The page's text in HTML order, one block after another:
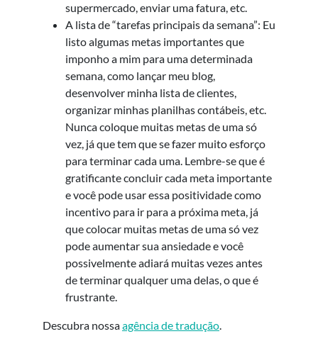
supermercado, enviar uma fatura, etc.
A lista de “tarefas principais da semana”: Eu
listo algumas metas importantes que
imponho a mim para uma determinada
semana, como lançar meu blog,
desenvolver minha lista de clientes,
organizar minhas planilhas contábeis, etc.
Nunca coloque muitas metas de uma só
vez, já que tem que se fazer muito esforço
para terminar cada uma. Lembre-se que é
gratificante concluir cada meta importante
e você pode usar essa positividade como
incentivo para ir para a próxima meta, já
que colocar muitas metas de uma só vez
pode aumentar sua ansiedade e você
possivelmente adiará muitas vezes antes
de terminar qualquer uma delas, o que é
frustrante.
Descubra nossaagência de tradução.